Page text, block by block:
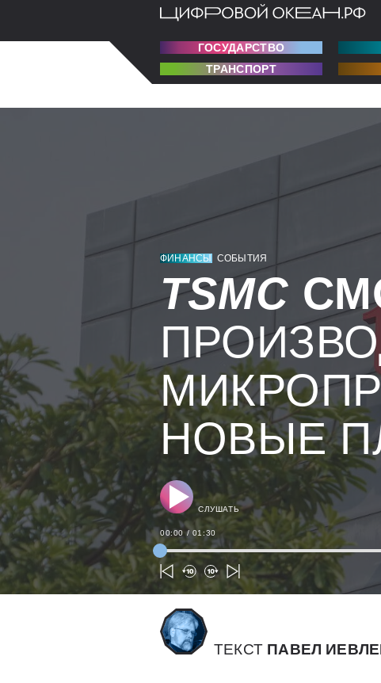
ГОСУДАРСТВО
ТРАНСПОРТ
ФИНАНСЫ СОБЫТИЯ
TSMC
НОВЫЕ
СЛУШАТЬ
00:00 / 01:30
ТЕКСТ ПАВЕЛ